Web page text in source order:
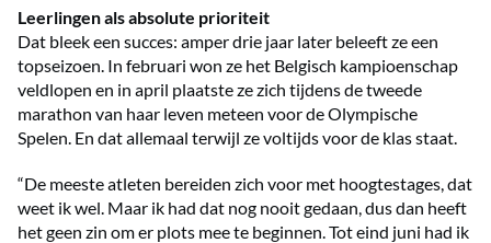
Leerlingen als absolute prioriteit
Dat bleek een succes: amper drie jaar later beleeft ze een
topseizoen. In februari won ze het Belgisch kampioenschap
veldlopen en in april plaatste ze zich tijdens de tweede
marathon van haar leven meteen voor de Olympische
Spelen. En dat allemaal terwijl ze voltijds voor de klas staat.
“De meeste atleten bereiden zich voor met hoogtestages, dat
weet ik wel. Maar ik had dat nog nooit gedaan, dus dan heeft
het geen zin om er plots mee te beginnen. Tot eind juni had ik